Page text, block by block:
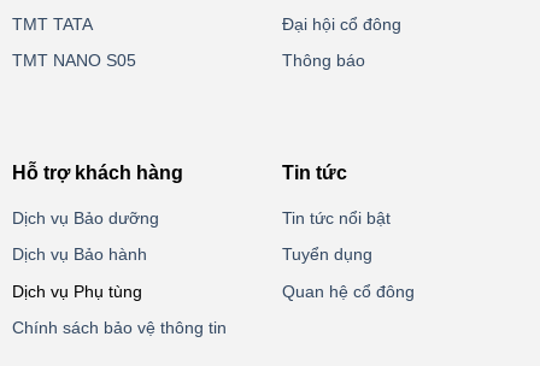
TMT TATA
TMT NANO S05
Đại hội cổ đông
Thông báo
Hỗ trợ khách hàng
Dịch vụ Bảo dưỡng
Dịch vụ Bảo hành
Dịch vụ Phụ tùng
Chính sách bảo vệ thông tin
Tin tức
Tin tức nổi bật
Tuyển dụng
Quan hệ cổ đông